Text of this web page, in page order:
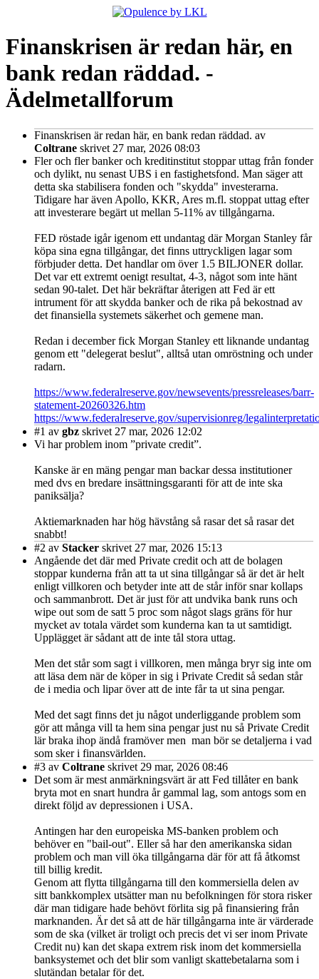
Finanskrisen är redan här, en
bank redan räddad. -
Ädelmetallforum
Finanskrisen är redan här, en bank redan räddad. av
Coltrane skrivet 27 mar, 2026 08:03
Fler och fler banker och kreditinstitut stoppar uttag från fonder
och dylikt, nu senast UBS i en fastighetsfond. Man säger att
detta ska stabilisera fonden och "skydda" investerarna.
Tidigare har även Apollo, KKR, Ares m.fl. stoppat uttag efter
att investerare begärt ut mellan 5-11% av tillgångarna.
FED röstade igår igenom ett undantag där Morgan Stanley får
köpa sina egna tillgångar, det finns uttryckligen lagar som
förbjuder detta. Det handlar om över 1.5 BILJONER dollar.
Det var ett extremt oenigt resultat, 4-3, något som inte hänt
sedan 90-talet. Det här bekräftar återigen att Fed är ett
intrument för att skydda banker och de rika på bekostnad av
det finansiella systemets säkerhet och gemene man.
Redan i december fick Morgan Stanley ett liknande undantag
genom ett "delegerat beslut", alltså utan omröstning och under
radarn.
https://www.federalreserve.gov/newsevents/pressreleases/barr-
statement-20260326.htm
https://www.federalreserve.gov/supervisionreg/
#1 av gbz skrivet 27 mar, 2026 12:02
Vi har problem inom ”private credit”.
Kanske är en mäng pengar man backar dessa institutioner
med dvs en bredare insättningsgaranti för att de inte ska
paniksälja?
Aktiemarknaden har hög hävstång så rasar det så rasar det
snabbt!
#2 av Stacker skrivet 27 mar, 2026 15:13
Angående det där med Private credit och att de bolagen
stoppar kunderna från att ta ut sina tillgångar så är det är helt
enligt villkoren och betyder inte att de står inför snar kollaps
och sammanbrott. Det är just för att undvika bank runs och
wipe out som de satt 5 proc som något slags gräns för hur
mycket av totala värdet som kunderna kan ta ut samtidigt.
Upplägget är sådant att de inte tål stora uttag.
Men det står som sagt i villkoren, men många bryr sig inte om
att läsa dem när de köper in sig i Private Credit så sedan står
de i media och lipar över att de inte får ta ut sina pengar.
Med det sagt finns det ju något underliggande problem som
gör att många vill ta hem sina pengar just nu så Private Credit
lär braka ihop ändå framöver men man bör se detaljerna i vad
som sker i finansvärlden.
#3 av Coltrane skrivet 29 mar, 2026 08:46
Det som är mest anmärkningsvärt är att Fed tillåter en bank
bryta mot en snart hundra år gammal lag, som antogs som en
direkt följd av depressionen i USA.
Antingen har den europeiska MS-banken problem och
behöver en "bail-out". Eller så har den amerikanska sidan
problem och man vill öka tillgångarna där för att få åtkomst
till billig kredit.
Genom att flytta tillgångarna till den kommersiella delen av
sitt bankkomplex utsätter man nu befolkningen för stora risker
där man tidigare hade behövt förlita sig på finansiering från
marknanden. Är det så att de här tillgångarna inte är värderade
som de ska (vilket är troligt och precis det vi ser inom Private
Credit nu) kan det skapa extrem risk inom det kommersiella
banksystemet och det blir som vanligt skattebetalarna som i
slutändan betalar för det.